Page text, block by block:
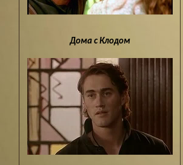
Дома с Клодом